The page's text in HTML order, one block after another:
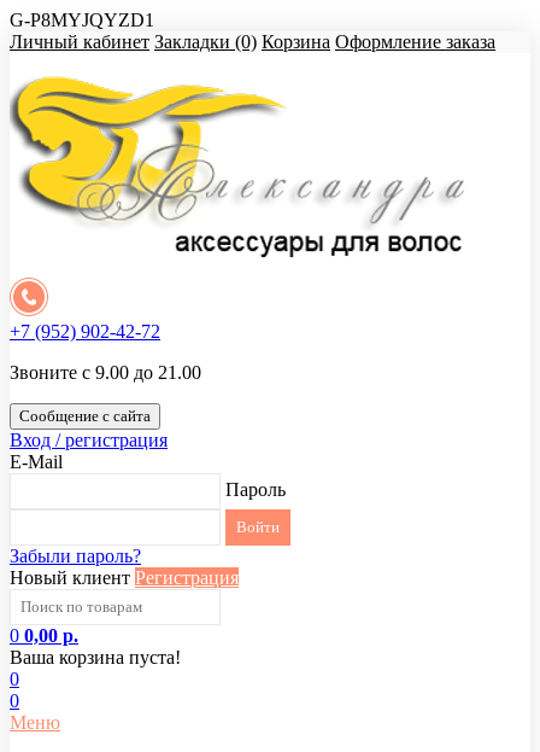
G-P8MYJQYZD1
Личный кабинет Закладки (0) Корзина Оформление заказа
+7 (952) 902-42-72
Звоните с 9.00 до 21.00
Сообщение с сайта
Вход / регистрация
E-Mail
Пароль
Забыли пароль?
Новый клиент Регистрация
0 0,00 р.
Ваша корзина пуста!
0
0
Меню